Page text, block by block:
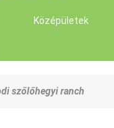
Középületek
szőlőhegyi ranch